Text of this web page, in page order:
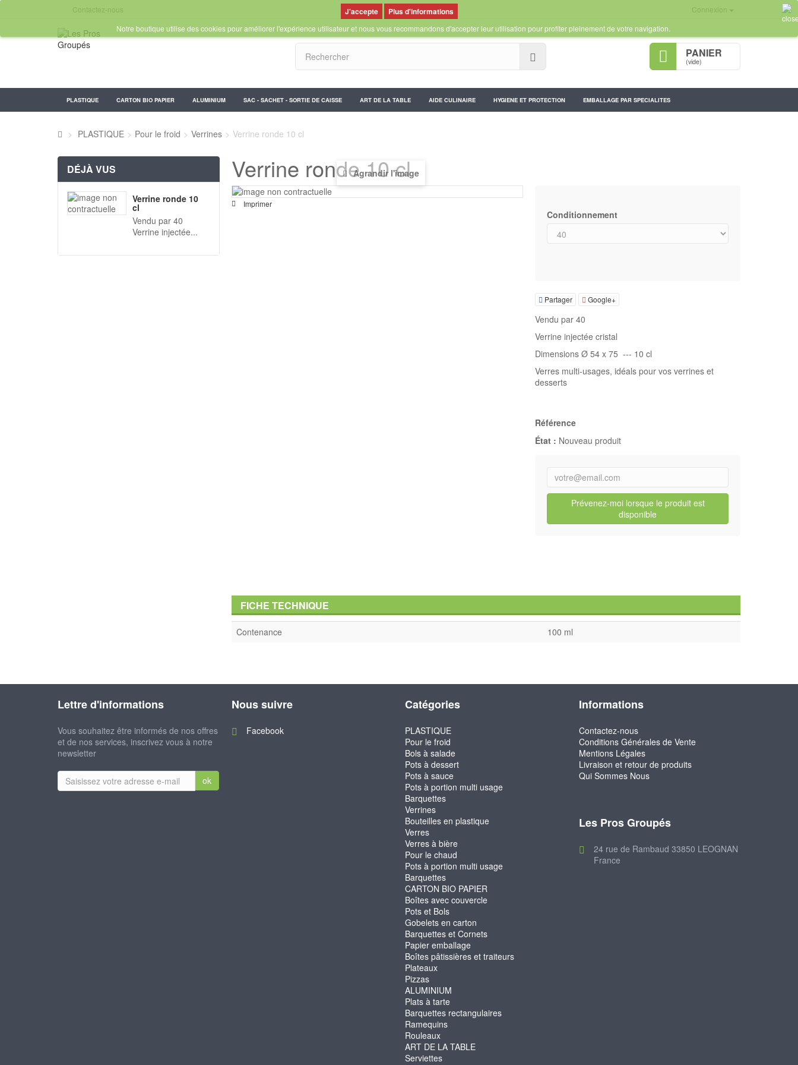
Connexion
Contactez-nous
PANIER
(vide)
PLASTIQUE CARTON BIO PAPIER ALUMINIUM SAC - SACHET - SORTIE DE CAISSE ART DE LA TABLE AIDE CULINAIRE HYGIENE ET PROTECTION EMBALLAGE PAR SPECIALITES
Plus d'informations
Notre boutique utilise des cookies pour améliorer l'expérience utilisateur et nous vous recommandons d'accepter leur utilisation pour profiter pleinement de votre navigation.
> PLASTIQUE > Pour le froid > Verrines > Verrine ronde 10 cl
DÉJÀ VUS
Verrine ronde 10
cl
Vendu par 40
Verrine injectée...
Verrine ronde 10 cl
Agrandir l'image
Imprimer
Conditionnement
Partager Google+
Vendu par 40
Verrine injectée cristal
Dimensions Ø 54 x 75 --- 10 cl
Verres multi-usages, idéals pour vos verrines et
desserts
Référence
État : Nouveau produit
Prévenez-moi lorsque le produit est
disponible
FICHE TECHNIQUE
Contenance 100 ml
Lettre d'informations
Vous souhaitez être informés de nos offres
et de nos services, inscrivez vous à notre
newsletter
ok
Nous suivre
Facebook
Catégories
PLASTIQUE
Pour le froid
Bols à salade
Pots à dessert
Pots à sauce
Pots à portion multi usage
Barquettes
Verrines
Bouteilles en plastique
Verres
Verres à bière
Pour le chaud
Pots à portion multi usage
Barquettes
CARTON BIO PAPIER
Boîtes avec couvercle
Pots et Bols
Gobelets en carton
Barquettes et Cornets
Papier emballage
Boîtes pâtissières et traiteurs
Plateaux
Pizzas
ALUMINIUM
Plats à tarte
Barquettes rectangulaires
Ramequins
Rouleaux
ART DE LA TABLE
Serviettes
Informations
Contactez-nous
Conditions Générales de Vente
Mentions Légales
Livraison et retour de produits
Qui Sommes Nous
Les Pros Groupés
24 rue de Rambaud 33850 LEOGNAN
France